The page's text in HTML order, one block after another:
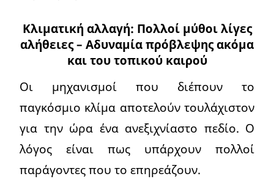
Κλιματική αλλαγή: Πολλοί μύθοι λίγες
αλήθειες – Αδυναμία πρόβλεψης ακόμα
και του τοπικού καιρού
Οι μηχανισμοί που διέπουν το
παγκόσμιο κλίμα αποτελούν τουλάχιστον
για την ώρα ένα ανεξιχνίαστο πεδίο. Ο
λόγος είναι πως υπάρχουν πολλοί
παράγοντες που το επηρεάζουν.